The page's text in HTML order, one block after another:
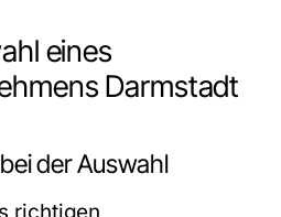
eines
Darmstadt
der Auswahl